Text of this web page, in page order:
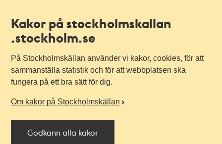
Kakor på stockholmskallan
.stockholm.se
På Stockholmskällan använder vi kakor, cookies, för att
sammanställa statistik och för att webbplatsen ska
fungera på ett bra sätt för dig.
Om kakor på Stockholmskällan
Godkänn alla kakor